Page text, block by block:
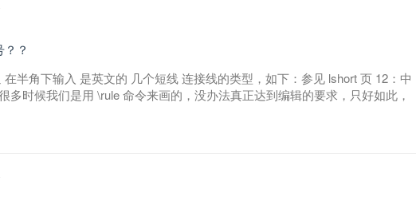
？
半角下输入 是英文的 几个短线 连接线的类型，如下：参见 lshort 页 12：中
多时候我们是用 \rule 命令来画的，没办法真正达到编辑的要求，只好如此，